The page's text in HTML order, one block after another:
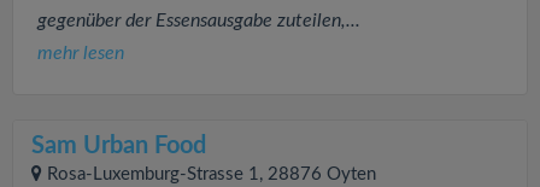
gegenüber der Essensausgabe zuteilen,...
mehr lesen
Sam Urban Food
Rosa-Luxemburg-Strasse 1, 28876 Oyten